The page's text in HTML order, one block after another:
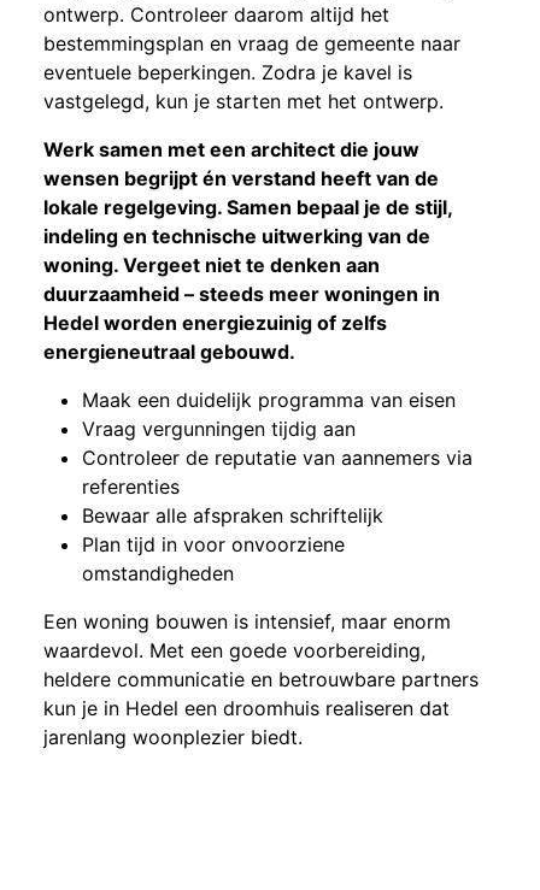
ontwerp. Controleer daarom altijd het
bestemmingsplan en vraag de gemeente naar
eventuele beperkingen. Zodra je kavel is
vastgelegd, kun je starten met het ontwerp.
Werk samen met een architect die jouw
wensen begrijpt én verstand heeft van de
lokale regelgeving. Samen bepaal je de stijl,
indeling en technische uitwerking van de
woning. Vergeet niet te denken aan
duurzaamheid – steeds meer woningen in
Hedel worden energiezuinig of zelfs
energieneutraal gebouwd.
Maak een duidelijk programma van eisen
Vraag vergunningen tijdig aan
Controleer de reputatie van aannemers via
referenties
Bewaar alle afspraken schriftelijk
Plan tijd in voor onvoorziene
omstandigheden
Een woning bouwen is intensief, maar enorm
waardevol. Met een goede voorbereiding,
heldere communicatie en betrouwbare partners
kun je in Hedel een droomhuis realiseren dat
jarenlang woonplezier biedt.